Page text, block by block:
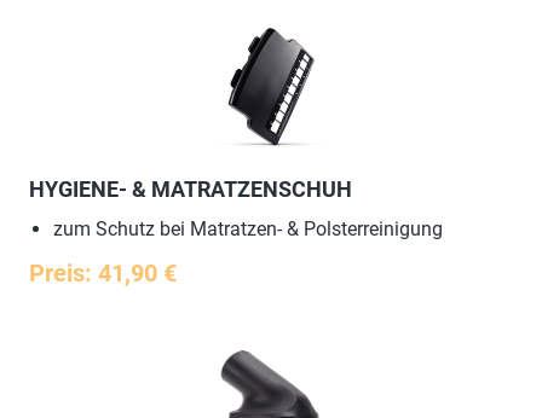
HYGIENE- & MATRATZENSCHUH
zum Schutz bei Matratzen- & Polsterreinigung
Preis: 41,90 €